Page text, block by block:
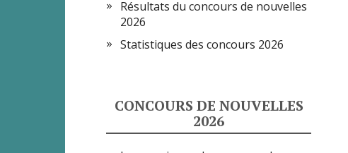
Résultats du concours de nouvelles
2026
Statistiques des concours 2026
CONCOURS DE NOUVELLES
2026